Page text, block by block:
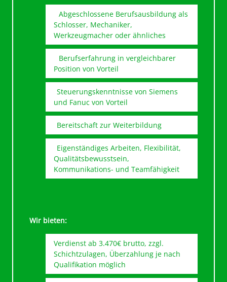
Abgeschlossene Berufsausbildung als
Schlosser, Mechaniker,
Werkzeugmacher oder ähnliches
Berufserfahrung in vergleichbarer
Position von Vorteil
Steuerungskenntnisse von Siemens
und Fanuc von Vorteil
Bereitschaft zur Weiterbildung
Eigenständiges Arbeiten, Flexibilität,
Qualitätsbewusstsein,
Kommunikations- und Teamfähigkeit
Wir bieten:
Verdienst ab 3.470€ brutto, zzgl.
Schichtzulagen, Überzahlung je nach
Qualifikation möglich